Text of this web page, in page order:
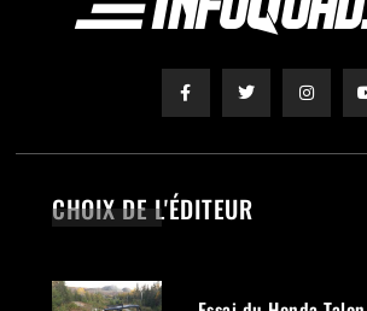
CHOIX DE L'ÉDITEUR